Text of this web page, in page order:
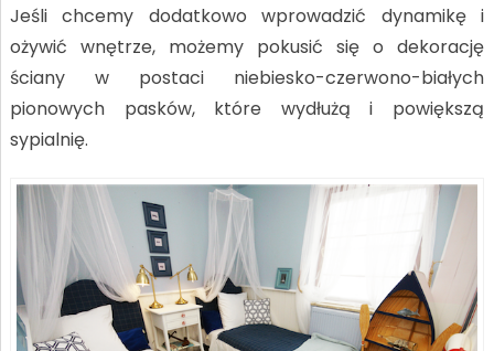
­Jeśli chcemy dodatkowo wprowadzić dynamikę i
ożywić wnętrze, możemy pokusić się o dekorację
ściany w postaci niebiesko-czerwono-białych
pionowych pasków, które wydłużą i powiększą
sypialnię.